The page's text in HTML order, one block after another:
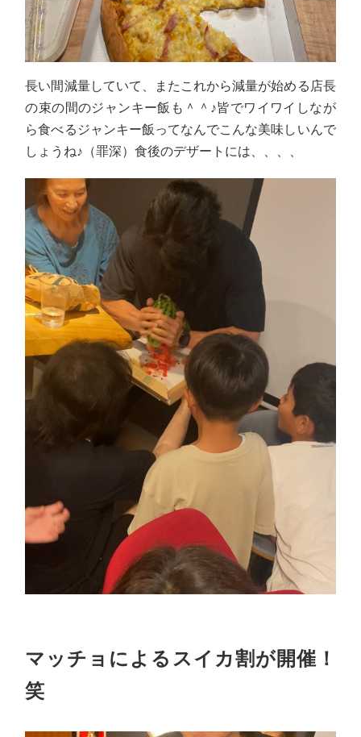
長い間減量していて、またこれから減量が始める店長
の束の間のジャンキー飯も＾＾♪皆でワイワイしなが
ら食べるジャンキー飯ってなんでこんな美味しいんで
しょうね♪（罪深）食後のデザートには、、、、
マッチョによるスイカ割が開催！
笑